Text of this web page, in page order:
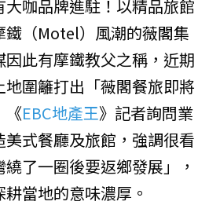
大咖品牌進駐！以精品旅館
鐵（Motel）風潮的薇閣集
因此有摩鐵教父之稱，近期
地圍籬打出「薇閣餐旅即將
《EBC地產王》記者詢問業
式餐廳及旅館，強調很看
了一圈後要返鄉發展」，
當地的意味濃厚。